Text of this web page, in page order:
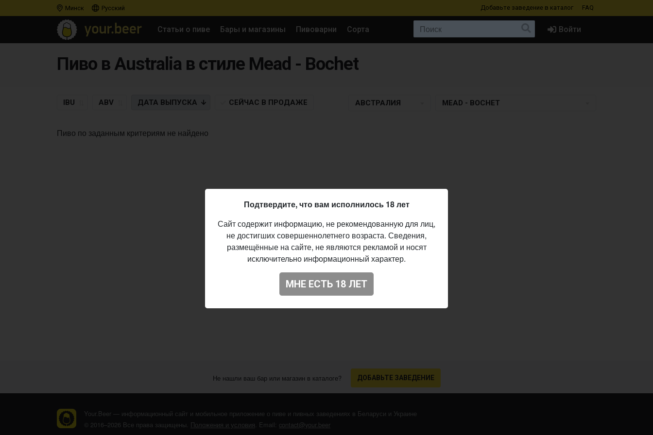
Минск Русский Добавьте заведение в каталог FAQ
Статьи о пиве Бары и магазины Пивоварни Сорта Войти
Пиво в Australia в стиле Mead - Bochet
IBU ABV ДАТА ВЫПУСКА СЕЙЧАС В ПРОДАЖЕ АВСТРАЛИЯ MEAD - BOCHET
Пиво по заданным критериям не найдено
Не нашли ваш бар или магазин в каталоге? ДОБАВЬТЕ ЗАВЕДЕНИЕ
Your.Beer — информационный сайт и мобильное приложение о пиве и пивных заведениях в Беларуси и Украине
© 2016–2026 Все права защищены. Положения и условия. Email: contact@your.beer
Подтвердите, что вам исполнилось 18 лет
Сайт содержит информацию, не рекомендованную для лиц,
не достигших совершеннолетнего возраста. Сведения,
размещённые на сайте, не являются рекламой и носят
исключительно информационный характер.
МНЕ ЕСТЬ 18 ЛЕТ